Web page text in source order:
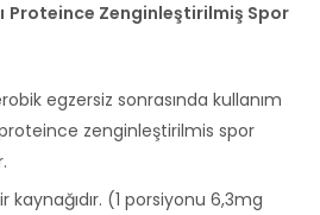
Proteince Zenginleştirilmiş Spor
egzersiz sonrasında kullanım
zenginleştirilmis spor
kaynağıdır. (1 porsiyonu 6,3mg